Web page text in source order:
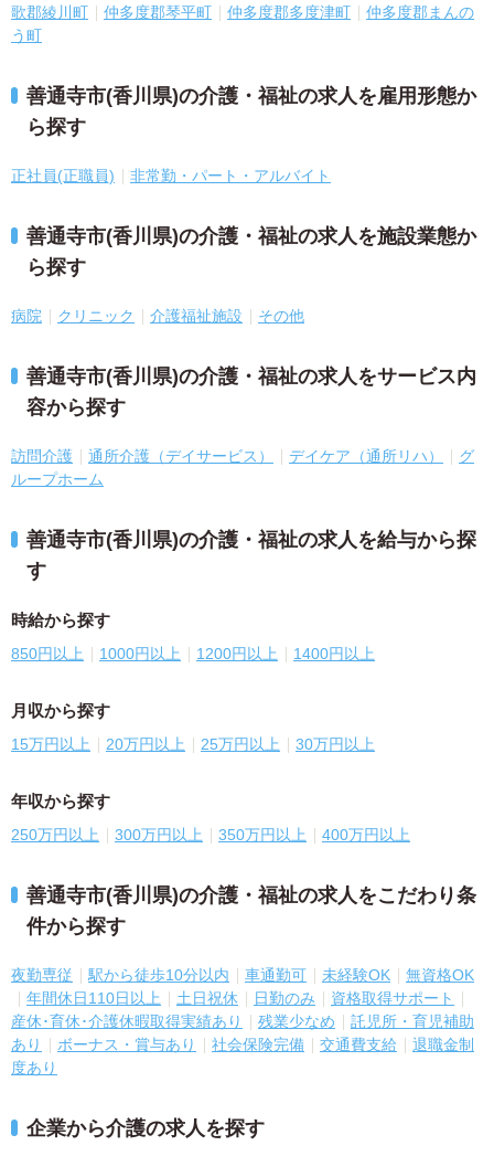
歌郡綾川町
仲多度郡琴平町 仲多度郡多度津町
仲多度郡まんの
う町
善通寺市(香川県)の介護・福祉の求人を雇用形態か
ら探す
正社員(正職員) 非常勤・パート・アルバイト
善通寺市(香川県)の介護・福祉の求人を施設業態か
ら探す
病院 クリニック 介護福祉施設 その他
善通寺市(香川県)の介護・福祉の求人をサービス内
容から探す
訪問介護 通所介護（デイサービス） デイケア（通所リハ）
グ
ループホーム
善通寺市(香川県)の介護・福祉の求人を給与から探
す
時給から探す
850円以上 1000円以上 1200円以上 1400円以上
月収から探す
15万円以上 20万円以上 25万円以上 30万円以上
年収から探す
250万円以上 300万円以上 350万円以上 400万円以上
善通寺市(香川県)の介護・福祉の求人をこだわり条
件から探す
夜勤専従 駅から徒歩10分以内 車通勤可 未経験OK
無資格OK
年間休日110日以上
土日祝休 日勤のみ
資格取得サポート
産休･育休･介護休暇取得実績あり
残業少なめ
託児所・育児補助
あり
ボーナス・賞与あり 社会保険完備 交通費支給
退職金制
度あり
企業から介護の求人を探す